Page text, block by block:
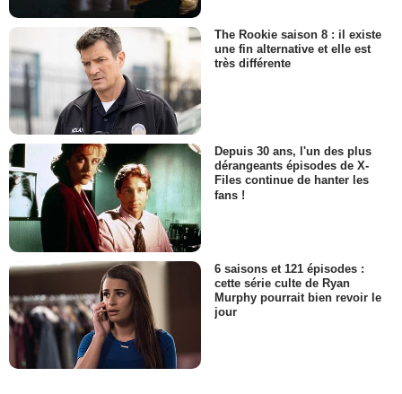
The Rookie saison 8 : il existe
une fin alternative et elle est
très différente
Depuis 30 ans, l'un des plus
dérangeants épisodes de X-
Files continue de hanter les
fans !
6 saisons et 121 épisodes :
cette série culte de Ryan
Murphy pourrait bien revoir le
jour